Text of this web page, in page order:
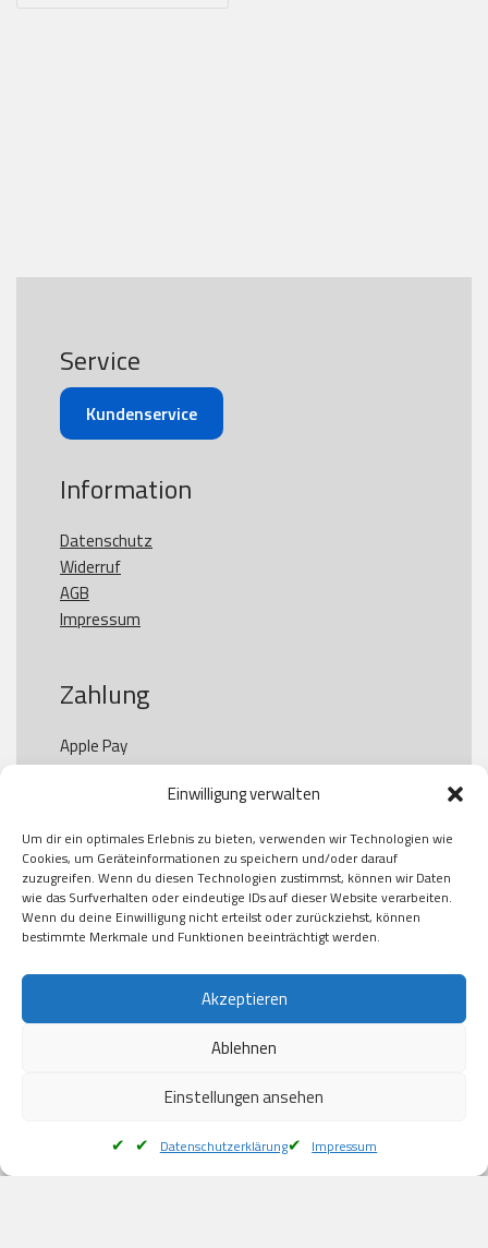
Einwilligung verwalten
Um dir ein optimales Erlebnis zu bieten, verwenden wir Technologien wie
Cookies, um Geräteinformationen zu speichern und/oder darauf
zuzugreifen. Wenn du diesen Technologien zustimmst, können wir Daten
wie das Surfverhalten oder eindeutige IDs auf dieser Website verarbeiten.
Wenn du deine Einwilligung nicht erteilst oder zurückziehst, können
bestimmte Merkmale und Funktionen beeinträchtigt werden.
Akzeptieren
Ablehnen
Einstellungen ansehen
Datenschutzerklärung Impressum
Service
Kundenservice
Information
Datenschutz
Widerruf
AGB
Impressum
Zahlung
Apple Pay
Paypal
Kauf auf Rechung
Klarna
American Express